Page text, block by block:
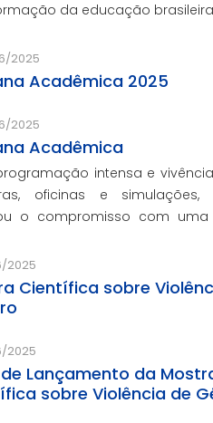
da educação
2025
Acadêmica 2025
2025
Acadêmica
intensa e
oficinas e
o compromisso com uma
2025
Científica sobre
2025
Lançamento da
sobre Violência de